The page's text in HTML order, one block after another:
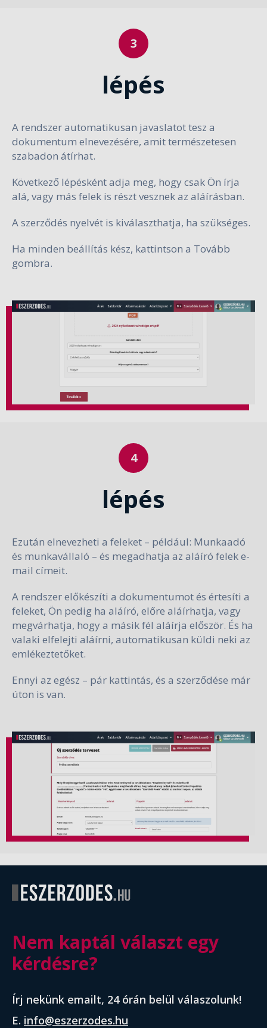
lépés
A rendszer automatikusan javaslatot tesz a
dokumentum elnevezésére, amit természetesen
szabadon átírhat.
Következő lépésként adja meg, hogy csak Ön írja
alá, vagy más felek is részt vesznek az aláírásban.
A szerződés nyelvét is kiválaszthatja, ha szükséges.
Ha minden beállítás kész, kattintson a Tovább
gombra.
lépés
Ezután elnevezheti a feleket – például: Munkaadó
és munkavállaló – és megadhatja az aláíró felek e-
mail címeit.
A rendszer előkészíti a dokumentumot és értesíti a
feleket, Ön pedig ha aláíró, előre aláírhatja, vagy
megvárhatja, hogy a másik fél aláírja először. És ha
valaki elfelejti aláírni, automatikusan küldi neki az
emlékeztetőket.
Ennyi az egész – pár kattintás, és a szerződése már
úton is van.
Nem kaptál választ egy
kérdésre?
Írj nekünk emailt, 24 órán belül válaszolunk!
E. info@eszerzodes.hu